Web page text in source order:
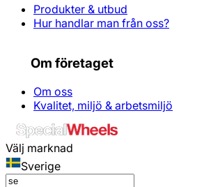
Produkter & utbud
Hur handlar man från oss?
Om företaget
Om oss
Kvalitet, miljö & arbetsmiljö
Välj marknad
Sverige